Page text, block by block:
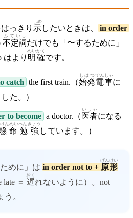
っきり 示
しめ
したいときは、
in order
不定詞
ふていし
だけでも「〜するために」
はより 明確
めいかく
です。
catch the first train.（始発
しはつ
電車
でんしゃ
に
た。）
to become a doctor.（ 医者
いしゃ
になる
命
んめい
勉強
べんきょう
しています。）
めに」は in order not to + 原形
げんけい
late ＝ 遅
おく
れないように）。not
う。